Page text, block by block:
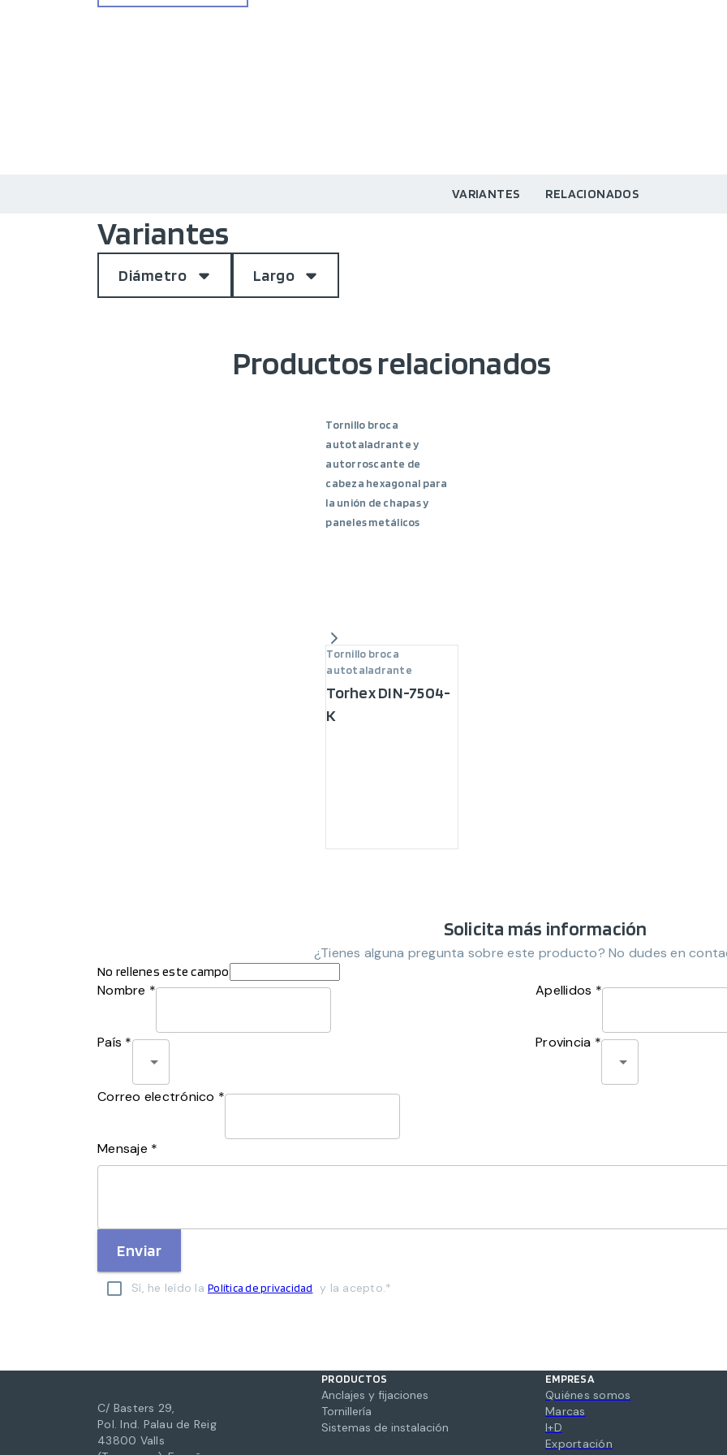
VARIANTES RELACIONADOS
Variantes
Diámetro Largo
Productos relacionados
Tornillo broca
autotaladrante y
autorroscante de
cabeza hexagonal para
la unión de chapas y
paneles metálicos
Tornillo broca
autotaladrante
Torhex DIN-7504-
K
Solicita más información
¿Tienes alguna pregunta sobre este producto? No dudes en
No rellenes este campo
Nombre * Apellidos *
País * Provincia *
Correo electrónico *
Mensaje *
Enviar
Sí, he leído la Política de privacidad y la acepto.*
C/ Basters 29,
Pol. Ind. Palau de Reig
43800 Valls
PRODUCTOS
Anclajes y fijaciones
Tornillería
Sistemas de instalación
EMPRESA
Quiénes somos
Marcas
I+D
Exportación